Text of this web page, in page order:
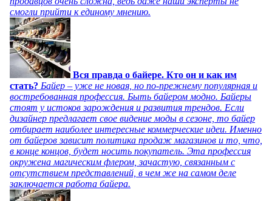
смогли прийти к единому мнению.
Вся правда о байере. Кто он и как им
стать? Байер – уже не новая, но по-прежнему популярная и
востребованная профессия. Быть байером модно. Байеры
стоят у истоков зарождения и развития трендов. Если
дизайнер предлагает свое видение моды в сезоне, то байер
отбирает наиболее интересные коммерческие идеи. Именно
от байеров зависит политика продаж магазинов и то, что,
в конце концов, будет носить покупатель. Эта профессия
окружена магическим флером, зачастую, связанным с
отсутствием представлений, в чем же на самом деле
заключается работа байера.